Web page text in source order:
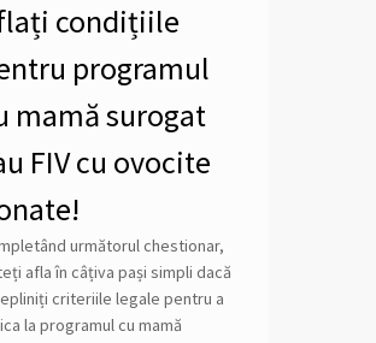
condițiile
programul
mamă surogat
FIV cu ovocite
următorul chestionar,
afla în câțiva pași simpli dacă
criteriile legale pentru a
la programul cu mamă